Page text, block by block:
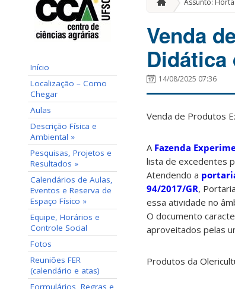
Início
Localização – Como
Chegar
Aulas
Descrição Física e
Ambiental »
Pesquisas, Projetos e
Resultados »
Calendários de Aulas,
Eventos e Reserva de
Espaço Físico »
Equipe, Horários e
Controle Social
Fotos
Reuniões FER
(calendário e atas)
Formulários, Regras e
Assunto: Horta
Venda
14/08/2025 07:36
Venda de Produtos
A Fazenda
lista de excedentes
Atendendo a
94/2017/GR,
essa atividade no
O documento
aproveitados pelas
Produtos da